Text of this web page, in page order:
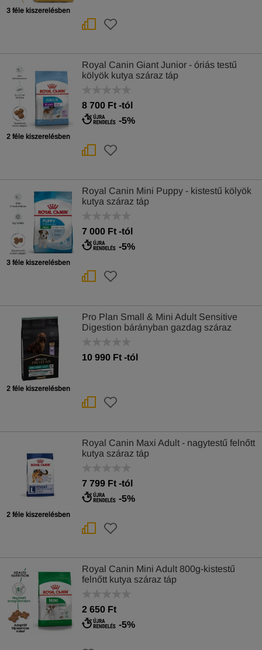
3 féle kiszerelésben
2 féle kiszerelésben
Royal Canin Giant Junior - óriás testű
kölyök kutya száraz táp
8 700 Ft -tól
-5%
3 féle kiszerelésben
Royal Canin Mini Puppy - kistestű kölyök
kutya száraz táp
7 000 Ft -tól
-5%
2 féle kiszerelésben
Pro Plan Small & Mini Adult Sensitive
Digestion bárányban gazdag száraz
10 990 Ft -tól
2 féle kiszerelésben
Royal Canin Maxi Adult - nagytestű felnőtt
kutya száraz táp
7 799 Ft -tól
-5%
Royal Canin Mini Adult 800g-kistestű
felnőtt kutya száraz táp
2 650 Ft
-5%